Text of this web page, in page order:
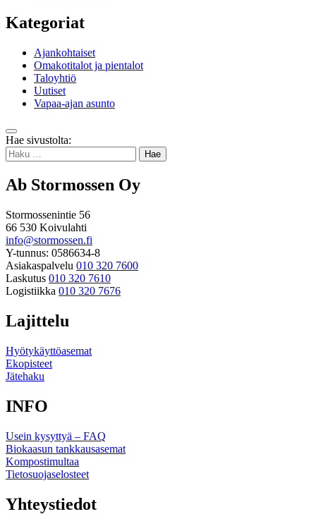
Kategoriat
Ajankohtaiset
Omakotitalot ja pientalot
Taloyhtiö
Uutiset
Vapaa-ajan asunto
Takaisin
ylös
Hae sivustolta:
Haku:
Ab Stormossen Oy
Stormossenintie 56
66 530 Koivulahti
info@stormossen.fi
Y-tunnus: 0586634-8
Asiakaspalvelu 010 320 7600
Laskutus 010 320 7610
Logistiikka 010 320 7676
Lajittelu
Hyötykäyttöasemat
Ekopisteet
Jätehaku
INFO
Usein kysyttyä – FAQ
Biokaasun tankkausasemat
Kompostimultaa
Tietosuojaselosteet
Yhteystiedot